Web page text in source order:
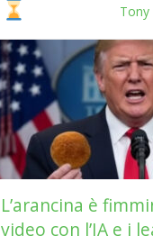
Tony
L’arancina è
video con l’IA e i